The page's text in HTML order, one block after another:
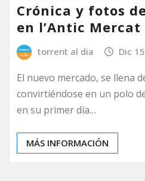
Crónica y fotos
en l’Antic Mercat
torrent al dia Dic
El nuevo mercado, se llena
convirtiéndose en un polo
en su primer día…
MÁS INFORMACIÓN